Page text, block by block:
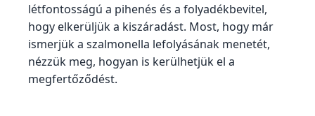
létfontosságú a pihenés és a folyadékbevitel,
hogy elkerüljük a kiszáradást. Most, hogy már
ismerjük a szalmonella lefolyásának menetét,
nézzük meg, hogyan is kerülhetjük el a
megfertőződést.